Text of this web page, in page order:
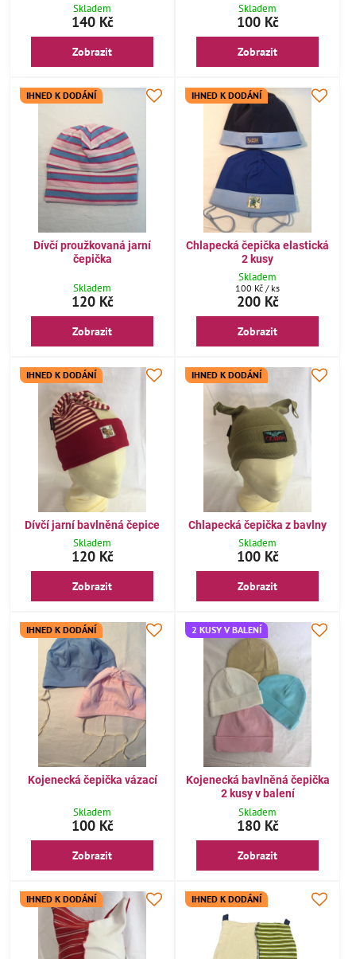
Skladem
140 Kč
Zobrazit
Skladem
100 Kč
Zobrazit
IHNED K DODÁNÍ
Dívčí proužkovaná jarní
čepička
Skladem
120 Kč
Zobrazit
IHNED K DODÁNÍ
Chlapecká čepička elastická
2 kusy
Skladem
200 Kč
100 Kč / ks
Zobrazit
IHNED K DODÁNÍ
Dívčí jarní bavlněná čepice
Skladem
120 Kč
Zobrazit
IHNED K DODÁNÍ
Chlapecká čepička z bavlny
Skladem
100 Kč
Zobrazit
IHNED K DODÁNÍ
Kojenecká čepička vázací
Skladem
100 Kč
Zobrazit
2 KUSY V BALENÍ
Kojenecká bavlněná čepička
2 kusy v balení
Skladem
180 Kč
Zobrazit
IHNED K DODÁNÍ IHNED K DODÁNÍ